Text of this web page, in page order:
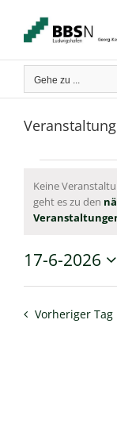
springen
Gehe zu ...
für
Juni.
Hinweis
Keine
geht es zu den
17-6-2026
Vorheriger Tag